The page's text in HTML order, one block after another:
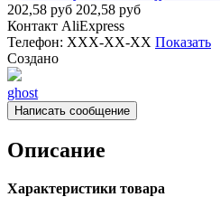
202,58 руб 202,58 руб
Контакт AliExpress
Телефон: XXX-XX-XX Показать
Создано
ghost
Написать сообщение
Описание
Характеристики товара